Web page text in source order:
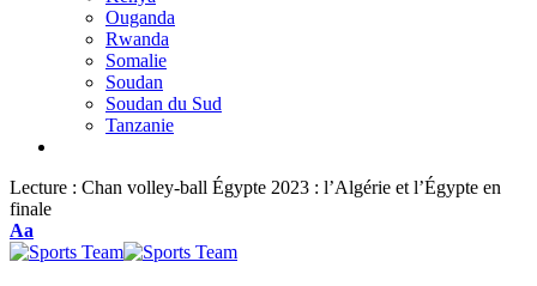
Ouganda
Rwanda
Somalie
Soudan
Soudan du Sud
Tanzanie
Lecture : Chan volley-ball Égypte 2023 : l’Algérie et l’Égypte en
finale
Font
Resizer
Aa